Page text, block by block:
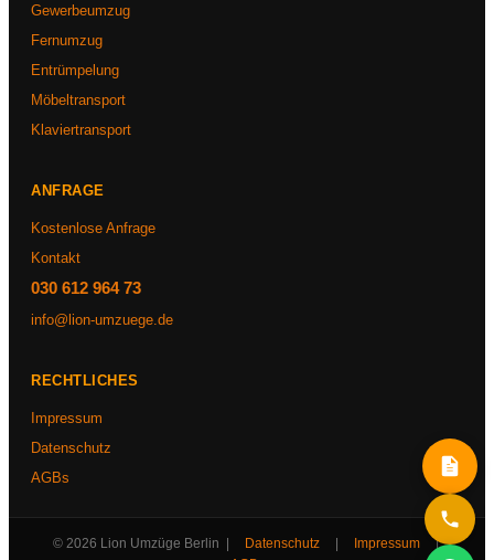
Gewerbeumzug
Fernumzug
Entrümpelung
Möbeltransport
Klaviertransport
ANFRAGE
Kostenlose Anfrage
Kontakt
030 612 964 73
info@lion-umzuege.de
RECHTLICHES
Impressum
Datenschutz
AGBs
© 2026 Lion Umzüge Berlin | Datenschutz Impressum
|